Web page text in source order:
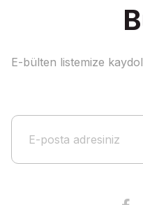
E-bülten listemize